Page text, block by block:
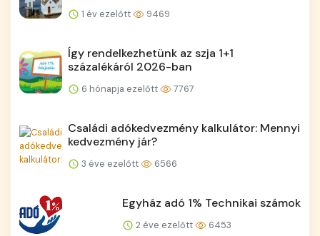
1 év ezelőtt 9469
Így rendelkezhetünk az szja 1+1
százalékáról 2026-ban
6 hónapja ezelőtt 7767
Családi adókedvezmény kalkulátor: Mennyi
kedvezmény jár?
3 éve ezelőtt 6566
Egyház adó 1% Technikai számok
2 éve ezelőtt 6453